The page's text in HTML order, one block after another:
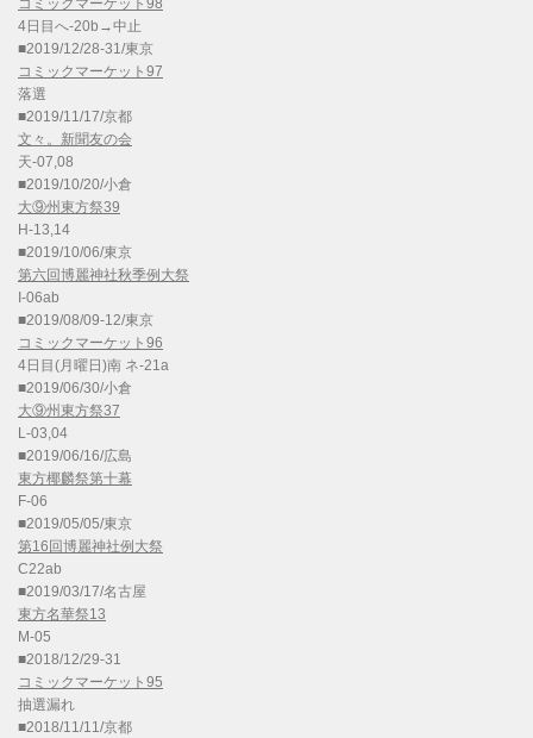
コミックマーケット98
4日目へ-20b→中止
■2019/12/28-31/東京
コミックマーケット97
落選
■2019/11/17/京都
文々。新聞友の会
天-07,08
■2019/10/20/小倉
大⑨州東方祭39
H-13,14
■2019/10/06/東京
第六回博麗神社秋季例大祭
I-06ab
■2019/08/09-12/東京
コミックマーケット96
4日目(月曜日)南 ネ-21a
■2019/06/30/小倉
大⑨州東方祭37
L-03,04
■2019/06/16/広島
東方椰麟祭第十幕
F-06
■2019/05/05/東京
第16回博麗神社例大祭
C22ab
■2019/03/17/名古屋
東方名華祭13
M-05
■2018/12/29-31
コミックマーケット95
抽選漏れ
■2018/11/11/京都